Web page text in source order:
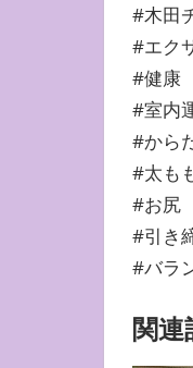
#木田
#エク
#健康
#室内
#から
#太も
#お尻
#引き
#バラ
関連